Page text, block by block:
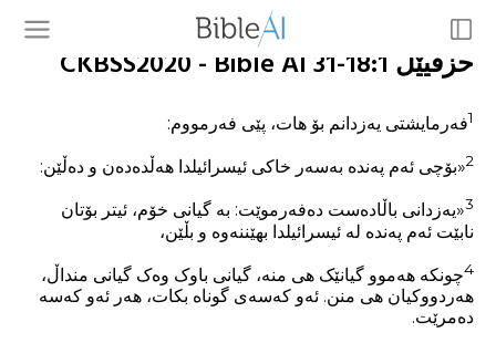
حزقیێل 18:1-31 CKBSS2020 - Bible AI
1فەرمایشتی یەزدانم بۆ هات، پێی فەرمووم:
2«بۆچی ئەم پەندە بەسەر خاکی ئیسرائیلدا هەڵدەدەن و دەڵێن:
3«یەزدانی باڵادەست دەفەرموێت: بە گیانی خۆم، ئیتر بۆتان
نابێت ئەم پەندە لە ئیسرائیلدا بهێننەوە و بڵێن،
4چونکە هەموو گیانێک هی منە، گیانی باوک وەک گیانی منداڵ،
هەردووکیان هی منن. ئەو کەسەی گوناه بکات، هەر ئەو کەسە
دەمرێت.